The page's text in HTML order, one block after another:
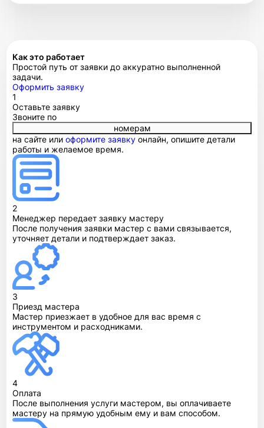
Как это работает
Простой путь от заявки до аккуратно выполненной
задачи.
Оформить заявку
1
Оставьте заявку
Звоните по
номерам
на сайте или оформите заявку онлайн, опишите детали
работы и желаемое время.
2
Менеджер передает заявку мастеру
После получения заявки мастер с вами связывается,
уточняет детали и подтверждает заказ.
3
Приезд мастера
Мастер приезжает в удобное для вас время с
инструментом и расходниками.
4
Оплата
После выполнения услуги мастером, вы оплачиваете
мастеру на прямую удобным ему и вам способом.